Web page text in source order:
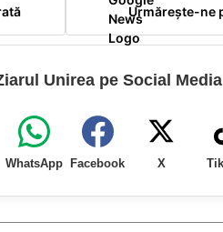
Urmărește-ne
Unirea pe Social Media
WhatsApp Facebook X